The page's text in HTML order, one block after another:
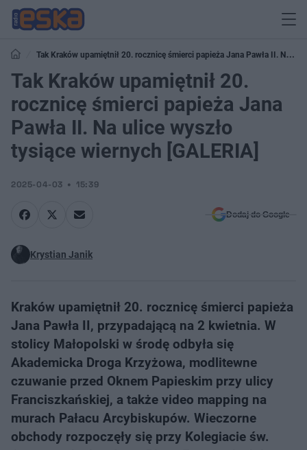
Tak Kraków upamiętnił 20. rocznicę śmierci papieża Jana Pawła II. Na
ulice wyszło tysiące wiernych [GALERIA]
Tak Kraków upamiętnił 20.
rocznicę śmierci papieża Jana
Pawła II. Na ulice wyszło
tysiące wiernych [GALERIA]
2025-04-03 15:39
Dodaj do Google
Krystian Janik
Kraków upamiętnił 20. rocznicę śmierci papieża
Jana Pawła II, przypadającą na 2 kwietnia. W
stolicy Małopolski w środę odbyła się
Akademicka Droga Krzyżowa, modlitewne
czuwanie przed Oknem Papieskim przy ulicy
Franciszkańskiej, a także video mapping na
murach Pałacu Arcybiskupów. Wieczorne
obchody rozpoczęły się przy Kolegiacie św.